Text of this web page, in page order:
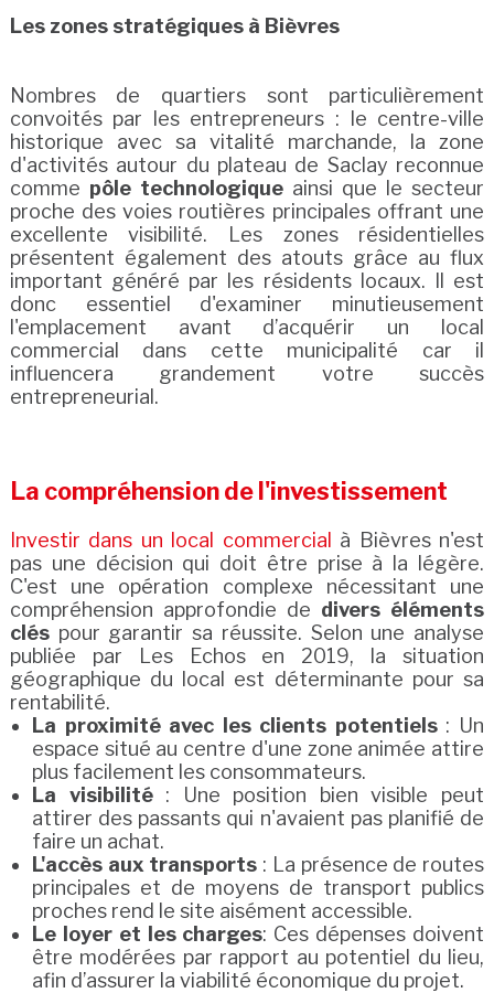
Les zones stratégiques à Bièvres
Nombres de quartiers sont particulièrement
convoités par les entrepreneurs : le centre-ville
historique avec sa vitalité marchande, la zone
d'activités autour du plateau de Saclay reconnue
comme pôle technologiqueainsi que le secteur
proche des voies routières principales offrant une
excellente visibilité. Les zones résidentielles
présentent également des atouts grâce au flux
important généré par les résidents locaux. Il est
donc essentiel d'examiner minutieusement
l'emplacement avant d’acquérir un local
commercial dans cette municipalité car il
influencera grandement votre succès
entrepreneurial.
La compréhension de l'investissement
Investir dans un local commercial
à Bièvres n'est
pas une décision qui doit être prise à la légère.
C'est une opération complexe nécessitant une
compréhension approfondie de divers éléments
cléspour garantir sa réussite. Selon une analyse
publiée par Les Echos en 2019, la situation
géographique du local est déterminante pour sa
rentabilité.
La proximité avec les clients potentiels: Un
espace situé au centre d'une zone animée attire
plus facilement les consommateurs.
La visibilité: Une position bien visible peut
attirer des passants qui n'avaient pas planifié de
faire un achat.
L'accès aux transports : La présence de routes
principales et de moyens de transport publics
proches rend le site aisément accessible.
Le loyer et les charges: Ces dépenses doivent
être modérées par rapport au potentiel du lieu,
afin d’assurer la viabilité économique du projet.